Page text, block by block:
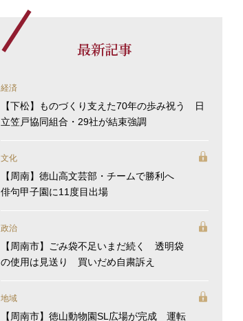
最新記事
経済
【下松】ものづくり支えた70年の歩み祝う 日
立笠戸協同組合・29社が結束強調
文化
【周南】徳山高文芸部・チームで勝利へ
俳句甲子園に11度目出場
政治
【周南市】ごみ袋不足いまだ続く 透明袋
の使用は見送り 買いだめ自粛訴え
地域
【周南市】徳山動物園SL広場が完成 運転